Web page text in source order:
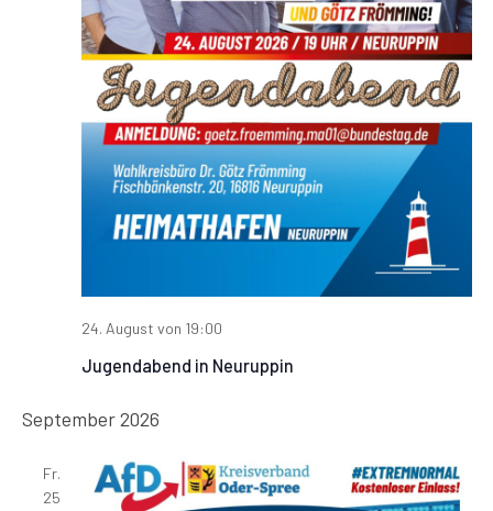
Jugendabend in Neuruppin
24. August von 19:00
September 2026
Fr.
25